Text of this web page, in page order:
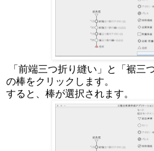
「前端三つ折り縫い」と「裾三
の棒をクリックします。
すると、棒が選択されます。